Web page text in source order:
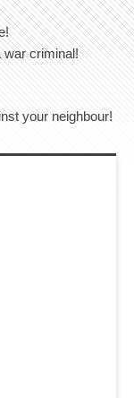
war criminal!
your neighbour!